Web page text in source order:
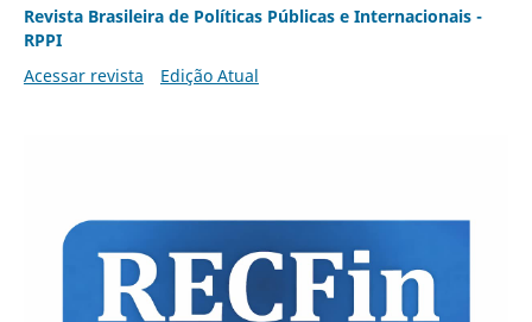
Revista Brasileira de Políticas Públicas e Internacionais -
RPPI
Acessar revista
Edição Atual